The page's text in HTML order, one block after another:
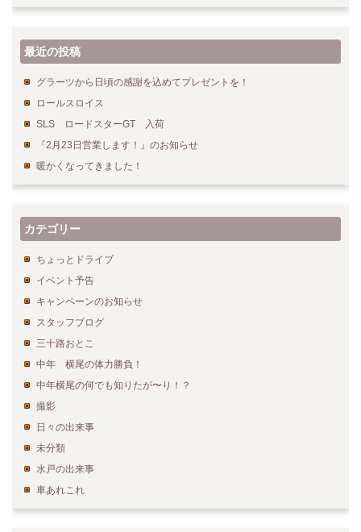
最近の投稿
グラーツから日頃の感謝を込めてプレゼントを！
ロールスロイス
SLS ロードスターGT 入荷
『2月23日営業します！』のお知らせ
暖かくなってきました！
カテゴリー
ちょっとドライブ
イベント予告
キャンペーンのお知らせ
スタッフブログ
三十路おとこ
中年 横尾の体力勝負！
中年横尾の何でも知りたが〜り！？
撮影
日々の出来事
未分類
水戸の出来事
車あれこれ